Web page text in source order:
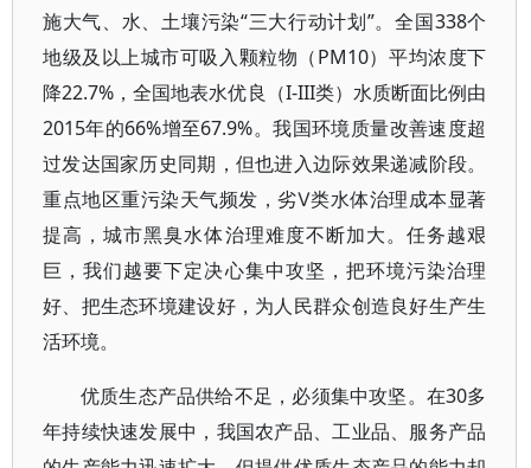
施大气、水、土壤污染“三大行动计划”。全国338个
地级及以上城市可吸入颗粒物（PM10）平均浓度下
降22.7%，全国地表水优良（I-III类）水质断面比例由
2015年的66%增至67.9%。我国环境质量改善速度超
过发达国家历史同期，但也进入边际效果递减阶段。
重点地区重污染天气频发，劣Ⅴ类水体治理成本显著
提高，城市黑臭水体治理难度不断加大。任务越艰
巨，我们越要下定决心集中攻坚，把环境污染治理
好、把生态环境建设好，为人民群众创造良好生产生
活环境。
优质生态产品供给不足，必须集中攻坚。在30多
年持续快速发展中，我国农产品、工业品、服务产品